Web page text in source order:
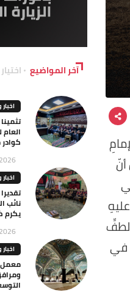
في
آخر المواضيع
نائب
يكرم
معمل